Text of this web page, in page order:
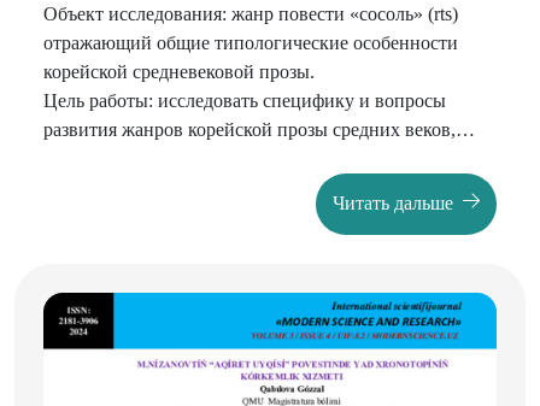
Объект исследования: жанр повести «сосоль» (rts)
отражающий общие типологические особенности
корейской средневековой прозы.
Цель работы: исследовать специфику и вопросы
развития жанров корейской прозы средних веков,
о Хон Гиль Доне» основные мотивы, идейно-
эстетические позиции и некоторые художественные
Методы исследования: историко-сопоставительный и
сопоставительнотипологический методы.
Полученные результаты и их новизна. В диссертации
впервые исследован жанр повести, входящий в
Читать дальше